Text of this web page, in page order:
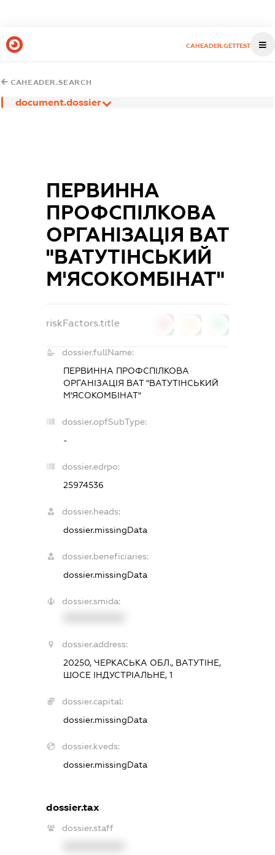
CAHEADER.GETTEST
CAHEADER.SEARCH
document.dossier
ПЕРВИННА
ПРОФСПІЛКОВА
ОРГАНІЗАЦІЯ ВАТ
"ВАТУТІНСЬКИЙ
М'ЯСОКОМБІНАТ"
riskFactors.title
dossier.fullName:
ПЕРВИННА ПРОФСПІЛКОВА
ОРГАНІЗАЦІЯ ВАТ "ВАТУТІНСЬКИЙ
М'ЯСОКОМБІНАТ"
dossier.opfSubType:
-
dossier.edrpo:
25974536
dossier.heads:
dossier.missingData
dossier.beneficiaries:
dossier.missingData
dossier.smida:
dossier.address:
20250, ЧЕРКАСЬКА ОБЛ., ВАТУТІНЕ,
ШОСЕ ІНДУСТРІАЛЬНЕ, 1
dossier.capital:
dossier.missingData
dossier.kveds:
dossier.missingData
dossier.tax
dossier.staff